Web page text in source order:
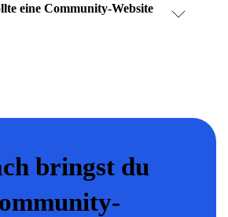
eine Community-Website
bringst du